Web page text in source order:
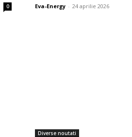
0 Eva-Energy - 24 aprilie 2026
Diverse noutati